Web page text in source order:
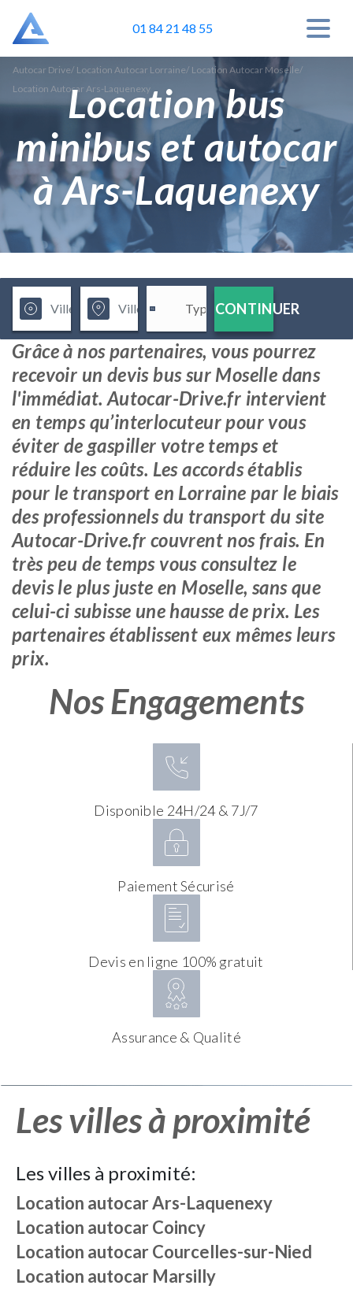
01 84 21 48 55
Autocar Drive/ Location Autocar Lorraine/ Location Autocar Moselle/
Location Autocar Ars-Laquenexy
Location bus
minibus et autocar
à Ars-Laquenexy
CONTINUER
Grâce à nos partenaires, vous pourrez
recevoir un devis bus sur Moselle dans
l'immédiat. Autocar-Drive.fr intervient
en temps qu’interlocuteur pour vous
éviter de gaspiller votre temps et
réduire les coûts. Les accords établis
pour le transport en Lorraine par le biais
des professionnels du transport du site
Autocar-Drive.fr couvrent nos frais. En
très peu de temps vous consultez le
devis le plus juste en Moselle, sans que
celui-ci subisse une hausse de prix. Les
partenaires établissent eux mêmes leurs
prix.
Nos Engagements
Disponible 24H/24 & 7J/7
Paiement Sécurisé
Devis en ligne 100% gratuit
Assurance & Qualité
Les villes à proximité
Les villes à proximité:
Location autocarArs-Laquenexy
Location autocarCoincy
Location autocarCourcelles-sur-Nied
Location autocar Marsilly